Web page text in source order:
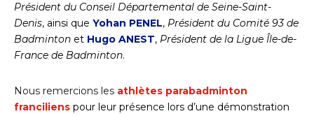
Président du Conseil Départemental de Seine-Saint-
Denis, ainsi que Yohan PENEL, Président du Comité 93 de
Badminton et Hugo ANEST, Président de la Ligue Île-de-
France de Badminton.
Nous remercions les athlètes parabadminton
franciliens pour leur présence lors d’une démonstration